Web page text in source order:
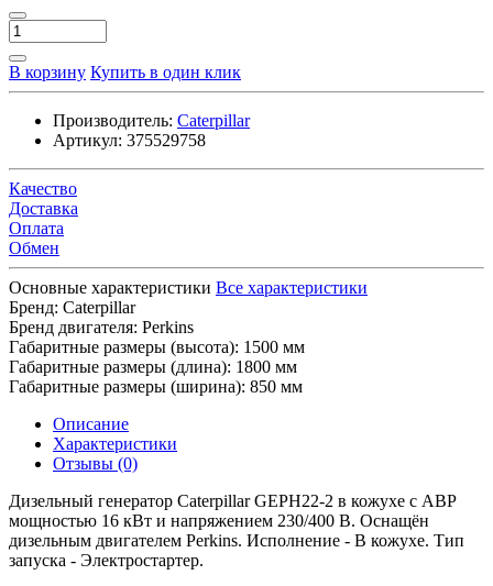
В корзину Купить в один клик
Производитель: Caterpillar
Артикул: 375529758
Качество
Доставка
Оплата
Обмен
Основные характеристики Все характеристики
Бренд: Caterpillar
Бренд двигателя: Perkins
Габаритные размеры (высота): 1500 мм
Габаритные размеры (длина): 1800 мм
Габаритные размеры (ширина): 850 мм
Описание
Характеристики
Отзывы (0)
Дизельный генератор Caterpillar GEPH22-2 в кожухе с АВР
мощностью 16 кВт и напряжением 230/400 В. Оснащён
дизельным двигателем Perkins. Исполнение - В кожухе. Тип
запуска - Электростартер.